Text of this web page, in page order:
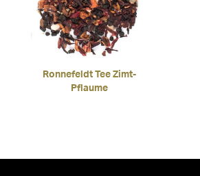
Ronnefeldt Tee Zimt-
Pflaume